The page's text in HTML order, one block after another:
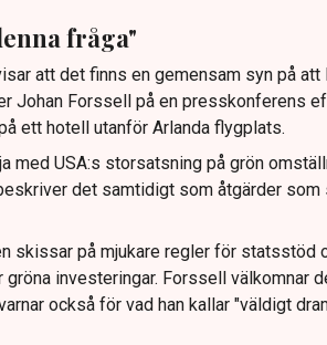
fråga"
att det finns en gemensam syn på att
Johan Forssell på en presskonferens
ett hotell utanför Arlanda flygplats.
med USA:s storsatsning på grön
det samtidigt som åtgärder som
skissar på mjukare regler för statsstöd
investeringar. Forssell välkomnar
också för vad han kallar "väldigt